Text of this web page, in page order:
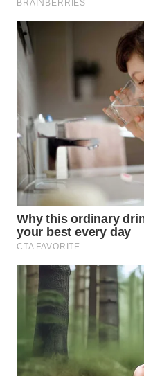
WAHANA
TRAVEL
WAHANA
WAHANANEWS
ID
WAHANANEWS
CO ID
WAHANANEWS
NET
WAHANA
SPORT